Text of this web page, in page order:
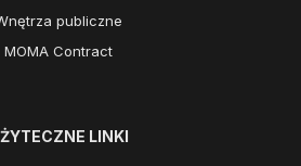
publiczne
MOMA Contract
LINKI